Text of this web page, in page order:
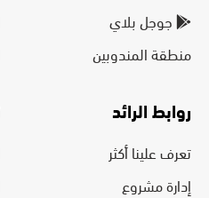
جوجل بلاي
منطقة المندوبين
روابط الرائد
تعرف علينا أكثر
إدارة مشروع